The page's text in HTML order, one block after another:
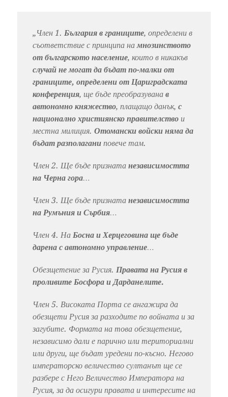
„Член 1. България в границите, определени в
съответствие с принципа намнозинството
от българското население, които в никакъв
случай не могат да бъдат по-малки от
границите, определени от Цариградската
конференция, ще бъде преобразувана в
автономно княжество, плащащо данък, с
национално християнско правителствои
местна милиция. Отомански войски няма да
бъдат разполаганиповече там.
Член 2. Ще бъде призната независимостта
на Черна гора…
Член 3. Ще бъде призната независимостта
на Румъния и Сърбия…
Член 4. На Босна и Херцеговина ще бъде
дарена с автономно управление…
Обезщетение за Русия. Правата на Русия в
проливите Босфора и Дарданелите.
Член 5. Високата Порта се ангажира да
обезщети Русия за разходите по войната и за
загубите. Формата на това обезщетение,
независимо дали е парично или териториални
или други, ще бъдат уредени по-късно. Негово
императорско величество султанът ще се
разбере с Него Величество Императора на
Русия, за да осигури правата и интересите на